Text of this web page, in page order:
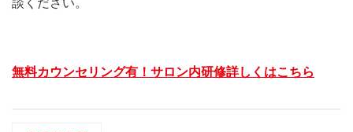
談ください。
無料カウンセリング有！サロン内研修詳しくはこちら